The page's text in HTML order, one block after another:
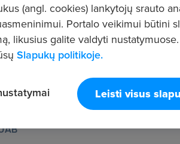
(angl. cookies) lankytojų srauto
Portalo veikimui būtini
likusius galite valdyti
Slapukų politikoje.
Leisti visus